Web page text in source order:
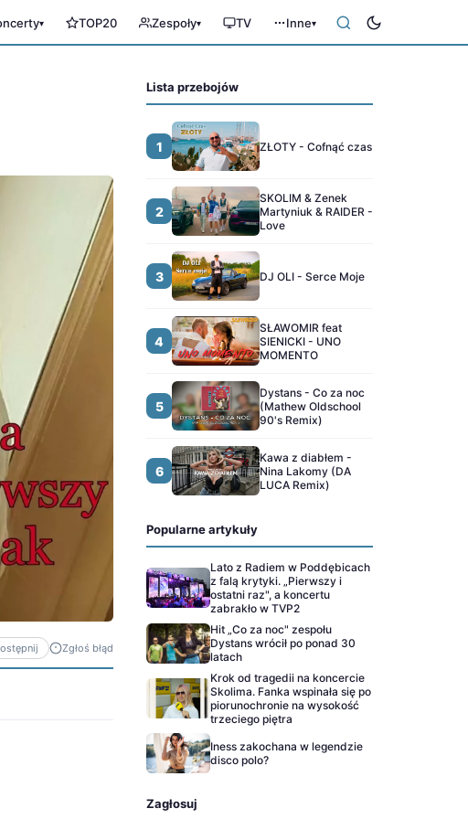
▾ TOP20 Zespoły▾ TV Inne▾
Zgłoś błąd
Lista przebojów
1 ZŁOTY - Cofnąć czas
2
SKOLIM & Zenek
Martyniuk & RAIDER -
Love
3 DJ OLI - Serce Moje
4
SŁAWOMIR feat
SIENICKI - UNO
MOMENTO
5
Dystans - Co za noc
(Mathew Oldschool
90's Remix)
6
Kawa z diabłem -
Nina Lakomy (DA
LUCA Remix)
Popularne artykuły
Lato z Radiem w Poddębicach
z falą krytyki. „Pierwszy i
ostatni raz", a koncertu
zabrakło w TVP2
Hit „Co za noc" zespołu
Dystans wrócił po ponad 30
latach
Krok od tragedii na koncercie
Skolima. Fanka wspinała się po
piorunochronie na wysokość
trzeciego piętra
Iness zakochana w legendzie
disco polo?
Zagłosuj